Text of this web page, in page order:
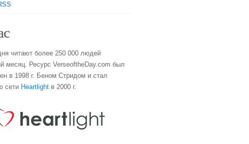
читают более 250 000 людей
месяц. Ресурс VerseoftheDay.com был
в 1998 г. Беном Стридом и стал
сети Heartlight в 2000 г.